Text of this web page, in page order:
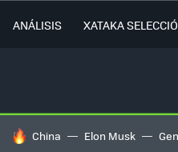
ANÁLISIS XATAKA
HOY SE HABLA DE
China Elon Musk